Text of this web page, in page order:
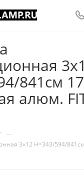
841см
алюм.
—
3х12 H=343/594/